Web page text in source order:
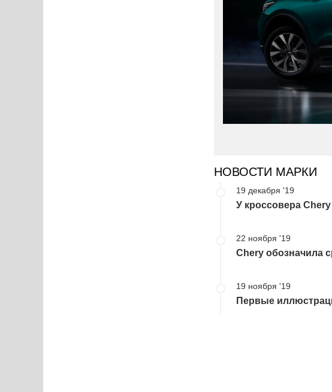
НОВОСТИ МАРКИ
19 декабря '19
У кроссовера
22 ноября '19
Chery обозначила
19 ноября '19
Первые